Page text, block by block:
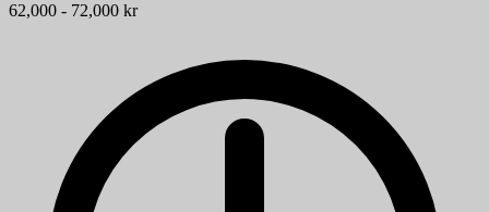
62,000 - 72,000 kr